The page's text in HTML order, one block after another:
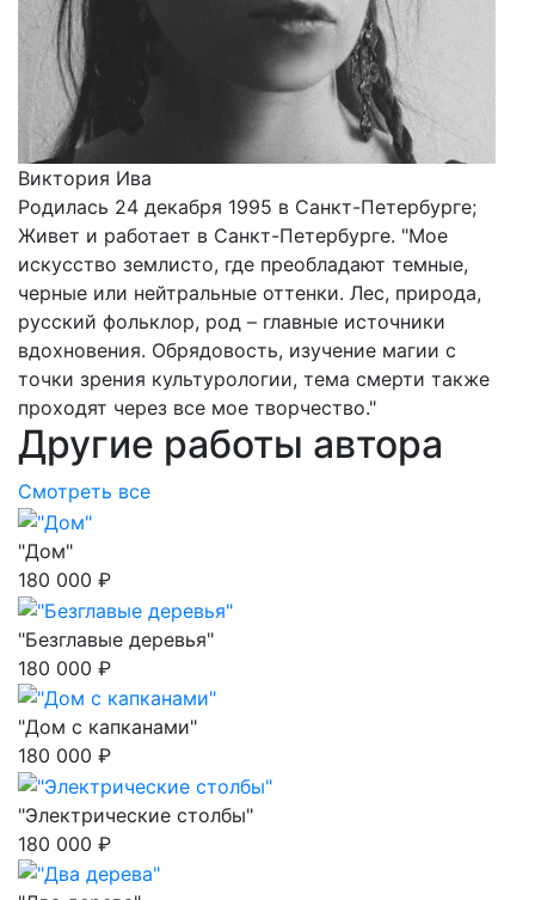
Виктория Ива
Родилась 24 декабря 1995 в Санкт-Петербурге;
Живет и работает в Санкт-Петербурге. "Мое
искусство землисто, где преобладают темные,
черные или нейтральные оттенки. Лес, природа,
русский фольклор, род – главные источники
вдохновения. Обрядовость, изучение магии с
точки зрения культурологии, тема смерти также
проходят через все мое творчество."
Другие работы автора
Смотреть все
"Дом"
180 000 ₽
"Безглавые деревья"
180 000 ₽
"Дом с капканами"
180 000 ₽
"Электрические столбы"
180 000 ₽